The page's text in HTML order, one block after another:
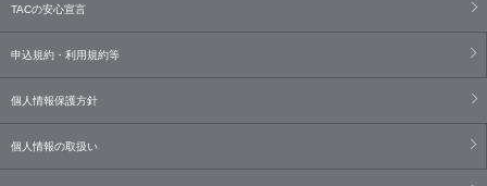
TACの安心宣言
申込規約・利用規約等
個人情報保護方針
個人情報の取扱い